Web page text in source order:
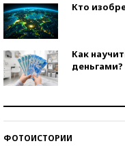
Кто
Как
деньгами?
ФОТОИСТОРИИ